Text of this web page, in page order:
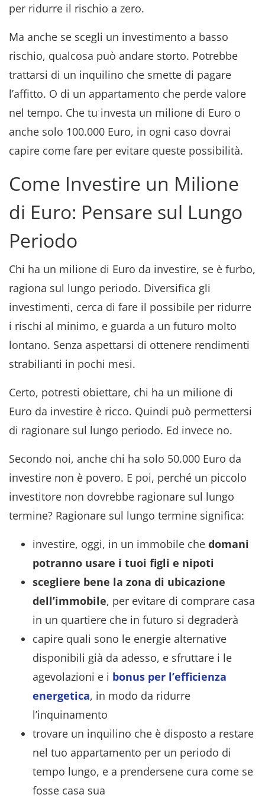
per ridurre il rischio a zero.
Ma anche se scegli un investimento a basso
rischio, qualcosa può andare storto. Potrebbe
trattarsi di un inquilino che smette di pagare
l’affitto. O di un appartamento che perde valore
nel tempo. Che tu investa un milione di Euro o
anche solo 100.000 Euro, in ogni caso dovrai
capire come fare per evitare queste possibilità.
Come Investire un Milione
di Euro: Pensare sul Lungo
Periodo
Chi ha un milione di Euro da investire, se è furbo,
ragiona sul lungo periodo. Diversifica gli
investimenti, cerca di fare il possibile per ridurre
i rischi al minimo, e guarda a un futuro molto
lontano. Senza aspettarsi di ottenere rendimenti
strabilianti in pochi mesi.
Certo, potresti obiettare, chi ha un milione di
Euro da investire è ricco. Quindi può permettersi
di ragionare sul lungo periodo. Ed invece no.
Secondo noi, anche chi ha solo 50.000 Euro da
investire non è povero. E poi, perché un piccolo
investitore non dovrebbe ragionare sul lungo
termine? Ragionare sul lungo termine significa:
investire, oggi, in un immobile che domani
potranno usare i tuoi figli e nipoti
scegliere bene la zona di ubicazione
dell’immobile, per evitare di comprare casa
in un quartiere che in futuro si degraderà
capire quali sono le energie alternative
disponibili già da adesso, e sfruttare i le
agevolazioni e i bonus per l’efficienza
energetica, in modo da ridurre
l’inquinamento
trovare un inquilino che è disposto a restare
nel tuo appartamento per un periodo di
tempo lungo, e a prendersene cura come se
fosse casa sua